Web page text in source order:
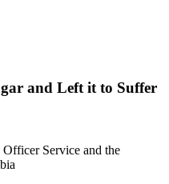
and Left it to Suffer
Service and the